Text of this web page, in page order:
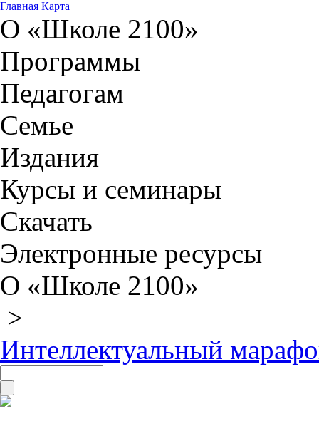
Главная Карта
О «Школе 2100»
Программы
Педагогам
Семье
Издания
Курсы и семинары
Скачать
Электронные ресурсы
О «Школе 2100»
>
Интеллектуальный